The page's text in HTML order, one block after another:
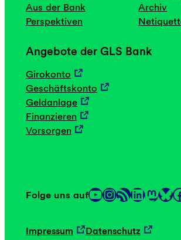
Aus der Bank
Perspektiven
Archiv
Angebote der GLS Bank
Girokonto
Geschäftskonto
Geldanlage
Finanzieren
Vorsorgen
Folge uns aufYouTube InstagramRSS-Feed LinkedIn Mastodon Link Facebook
Impressum Datenschutz